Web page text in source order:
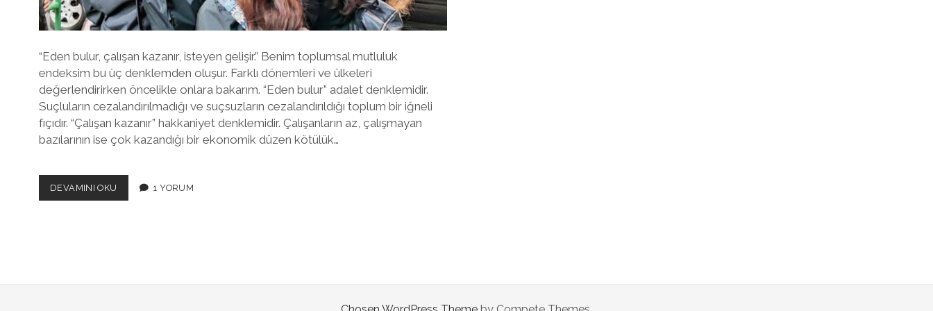
“Eden bulur, çalışan kazanır, isteyen gelişir.” Benim toplumsal mutluluk
endeksim bu üç denklemden oluşur. Farklı dönemleri ve ülkeleri
değerlendirirken öncelikle onlara bakarım. “Eden bulur” adalet denklemidir.
Suçluların cezalandırılmadığı ve suçsuzların cezalandırıldığı toplum bir iğneli
fıçıdır. “Çalışan kazanır” hakkaniyet denklemidir. Çalışanların az, çalışmayan
bazılarının ise çok kazandığı bir ekonomik düzen kötülük…
DEVAMINI OKU İRANLI
KADINLAR
1 YORUM